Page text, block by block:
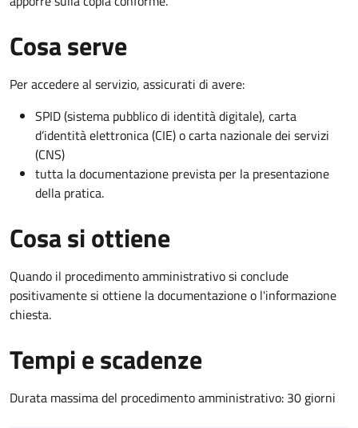
Cosa serve
Per accedere al servizio, assicurati di avere:
SPID (sistema pubblico di identità digitale), carta
d’identità elettronica (CIE) o carta nazionale dei servizi
(CNS)
tutta la documentazione prevista per la presentazione
della pratica.
Cosa si ottiene
Quando il procedimento amministrativo si conclude
positivamente si ottiene la documentazione o l'informazione
chiesta.
Tempi e scadenze
Durata massima del procedimento amministrativo: 30 giorni